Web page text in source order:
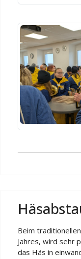
Beim
Jahres, wird sehr
das Häs in